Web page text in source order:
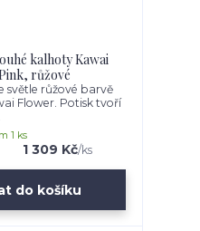
kalhoty Kawai
růžové
světle růžové barvě
Flower. Potisk tvoří
1 309 Kč/ks
1 ks
do košíku